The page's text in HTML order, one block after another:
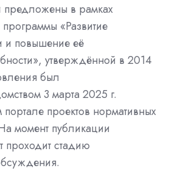
в рамках
«Развитие
и повышение её
утверждённой в 2014
был
3 марта 2025 г.
проектов нормативных
момент публикации
проходит стадию